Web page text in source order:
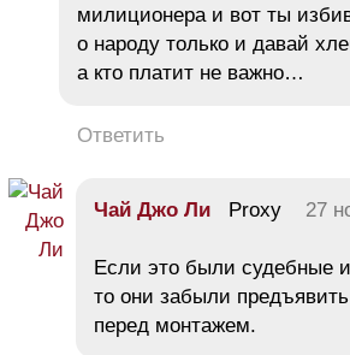
милиционера и вот ты
о народу только и давай
а кто платит не важно…
Ответить
Чай Джо Ли Proxy 27
Если это были судебные
то они забыли
перед монтажем.